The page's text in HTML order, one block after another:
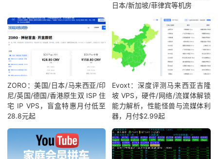
日本/新加坡/菲律宾等机房
ZORO：美国/日本/马来西亚/印
尼/英国/德国/香港原生双 ISP 住
宅 IP VPS，盲盒特惠月付低至
28.8元起
Evoxt：深度评测马来西亚吉隆
坡 VPS，硬件/网络/流媒体解锁
能力解析，性能怪兽与流媒体利
器，月付$2.99起